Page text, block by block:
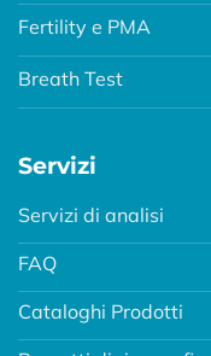
Fertility e PMA
Breath Test
Servizi
Servizi di analisi
FAQ
Cataloghi Prodotti